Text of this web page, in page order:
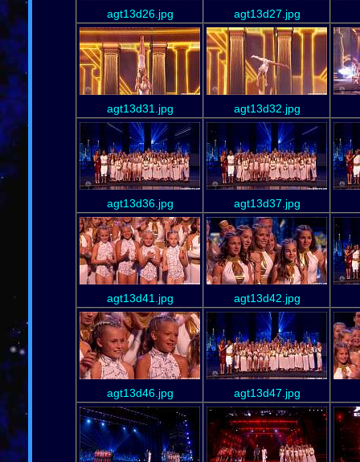
agt13d26.jpg agt13d27.jpg
agt13d31.jpg agt13d32.jpg
agt13d36.jpg agt13d37.jpg
agt13d41.jpg agt13d42.jpg
agt13d46.jpg agt13d47.jpg